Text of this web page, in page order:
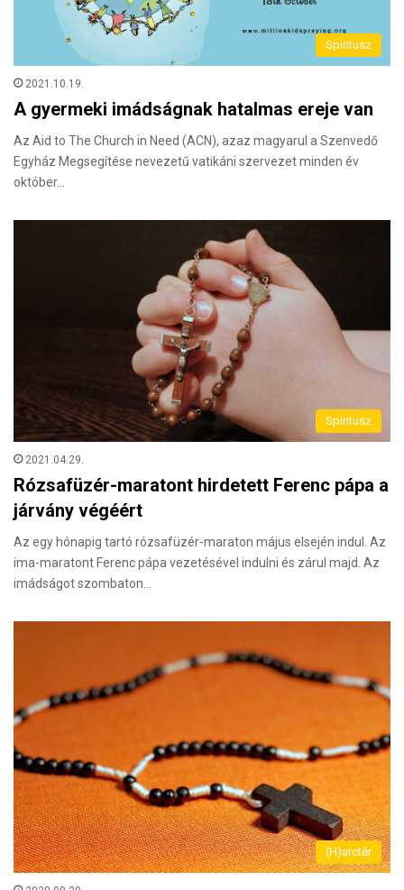
Spiritusz
2021.10.19.
A gyermeki imádságnak hatalmas ereje van
Az Aid to The Church in Need (ACN), azaz magyarul a Szenvedő
Egyház Megsegítése nevezetű vatikáni szervezet minden év
október…
Spiritusz
2021.04.29.
Rózsafüzér-maratont hirdetett Ferenc pápa a
járvány végéért
Az egy hónapig tartó rózsafüzér-maraton május elsején indul. Az
ima-maratont Ferenc pápa vezetésével indulni és zárul majd. Az
imádságot szombaton…
(H)arctér